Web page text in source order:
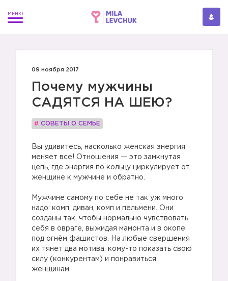
09 ноября 2017
Почему мужчины
САДЯТСЯ НА ШЕЮ?
# СОВЕТЫ О СЕМЬЕ
Вы удивитесь, насколько женская энергия
меняет все! Отношения — это замкнутая
цепь, где энергия по кольцу циркулирует от
женщине к мужчине и обратно.
Мужчине самому по себе не так уж много
надо: комп, диван, комп и пельмени. Они
созданы так, чтобы нормально чувствовать
себя в овраге, выжидая мамонта и в окопе
под огнём фашистов. На любые свершения
их тянет два мотива: кому-то показать свою
силу (конкурентам) и понравиться
женщинам.